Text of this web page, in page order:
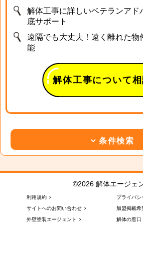
解体工事に詳しいベテランアド
底サポート
遠隔でも大丈夫！遠く離れた物
能
解体工事について
条件検索
©2026 解体エージェ
利用規約
プライバシ
サイトへのお問い合わせ
加盟掲載希
外壁塗装エージェント
解体の窓口